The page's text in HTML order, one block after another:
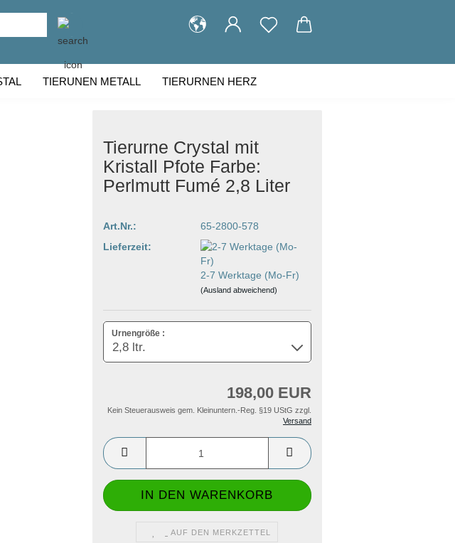
TIERUNEN METALL TIERURNEN HERZ
Tierurne Crystal mit
Kristall Pfote Farbe:
Perlmutt Fumé 2,8 Liter
Art.Nr.:
65-2800-578
Lieferzeit:
2-7 Werktage (Mo-Fr)
(Ausland abweichend)
Urnengröße :
198,00 EUR
Kein Steuerausweis gem. Kleinuntern.-Reg. §19 UStG zzgl.
Versand
AUF DEN MERKZETTEL